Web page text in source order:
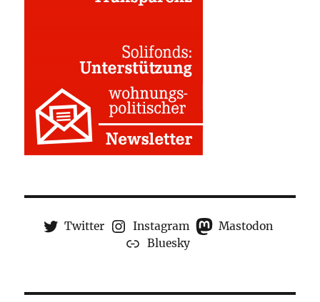
Twitter Instagram
Mastodon
Bluesky